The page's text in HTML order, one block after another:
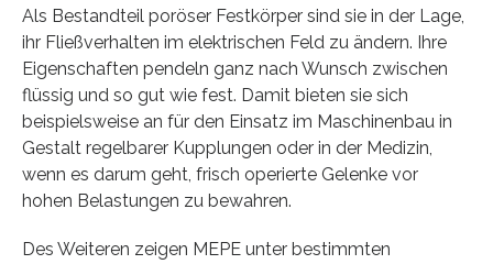
Als Bestandteil poröser Festkörper sind sie in der Lage,
ihr Fließverhalten im elektrischen Feld zu ändern. Ihre
Eigenschaften pendeln ganz nach Wunsch zwischen
flüssig und so gut wie fest. Damit bieten sie sich
beispielsweise an für den Einsatz im Maschinenbau in
Gestalt regelbarer Kupplungen oder in der Medizin,
wenn es darum geht, frisch operierte Gelenke vor
hohen Belastungen zu bewahren.
Des Weiteren zeigen MEPE unter bestimmten